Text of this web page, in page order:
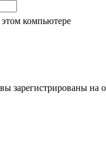
компьютере
зарегистрированы на